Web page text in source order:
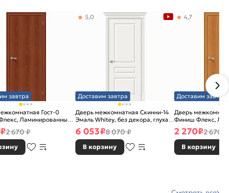
завтра
Гост-0
Ламинированные
глухая,
щитовая
₽2 670 ₽
Доставим завтра
Дверь межкомнатная Скинни-14
Эмаль Whitey, без декора, глухая,
без стекла, без кромки, скиновая
5,0
6 053₽8 070 ₽
В корзину
Доставим завтра
Дверь
Финиш Флекс,
Л-12 (МиланОрех),
каркасно-щитовая
4,7
2 270₽2 670 ₽
В корзину